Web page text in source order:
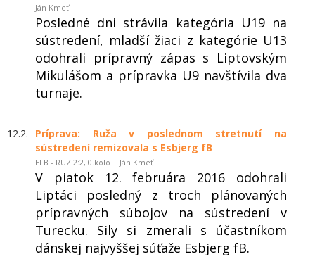
Ján Kmeť
Posledné dni strávila kategória U19 na
sústredení, mladší žiaci z kategórie U13
odohrali prípravný zápas s Liptovským
Mikulášom a prípravka U9 navštívila dva
turnaje.
12.2.
Príprava: Ruža v poslednom stretnutí na
sústredení remizovala s Esbjerg fB
EFB - RUZ 2:2, 0.kolo | Ján Kmeť
V piatok 12. februára 2016 odohrali
Liptáci posledný z troch plánovaných
prípravných súbojov na sústredení v
Turecku. Sily si zmerali s účastníkom
dánskej najvyššej súťaže Esbjerg fB.